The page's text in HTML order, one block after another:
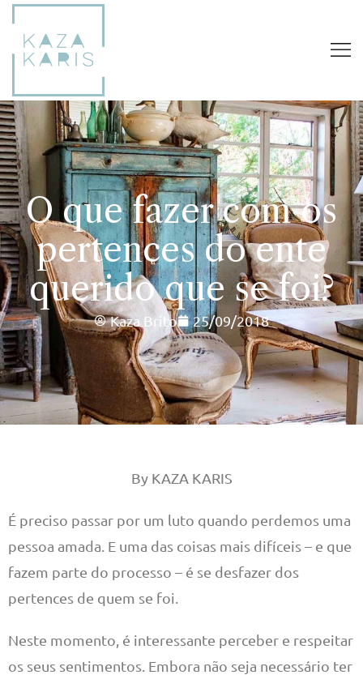
O que fazer com os
pertences do ente
querido que se foi?
Kaza Brito 25/09/2018
By KAZA KARIS
É preciso passar por um luto quando perdemos uma
pessoa amada. E uma das coisas mais difíceis – e que
fazem parte do processo – é se desfazer dos
pertences de quem se foi.
Neste momento, é interessante perceber e respeitar
os seus sentimentos. Embora não seja necessário ter